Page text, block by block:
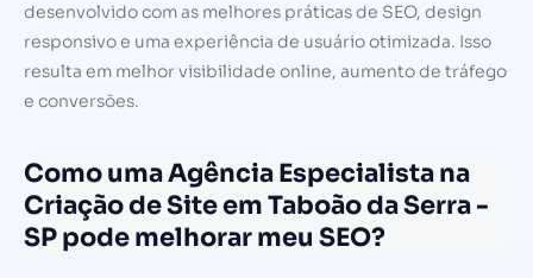
desenvolvido com as melhores práticas de SEO, design
responsivo e uma experiência de usuário otimizada. Isso
resulta em melhor visibilidade online, aumento de tráfego
e conversões.
Como uma Agência Especialista na
Criação de Site em Taboão da Serra -
SP pode melhorar meu SEO?